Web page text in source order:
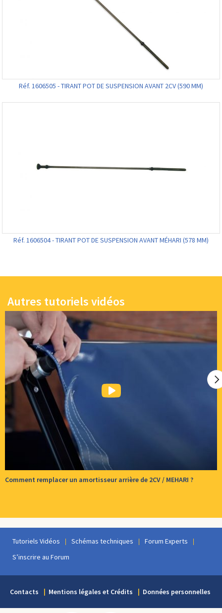
Réf. 1606505 - TIRANT POT DE SUSPENSION AVANT 2CV (590 MM)
Réf. 1606504 - TIRANT POT DE SUSPENSION AVANT MÉHARI (578 MM)
Autres tutoriels vidéos
Comment remplacer un amortisseur arrière de 2CV / MEHARI ?
Tutoriels Vidéos Schémas techniques
Forum Experts
S’inscrire au Forum
Contacts Mentions légales et Crédits Données personnelles